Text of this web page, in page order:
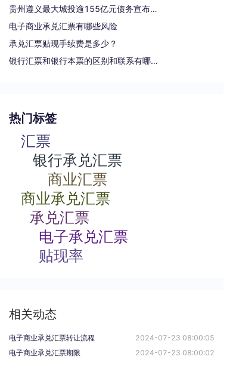
贵州遵义最大城投逾155亿元债务宣布重组
电子商业承兑汇票有哪些风险
承兑汇票贴现手续费是多少？
银行汇票和银行本票的区别和联系有哪些（一文读懂支票、本票和汇票的区别）
热门标签
汇票
银行承兑汇票
商业汇票
商业承兑汇票
承兑汇票
电子承兑汇票
贴现率
相关动态
电子商业承兑汇票转让流程
2024-07-23 08:00:05
电子商业承兑汇票期限
2024-07-23 08:00:02